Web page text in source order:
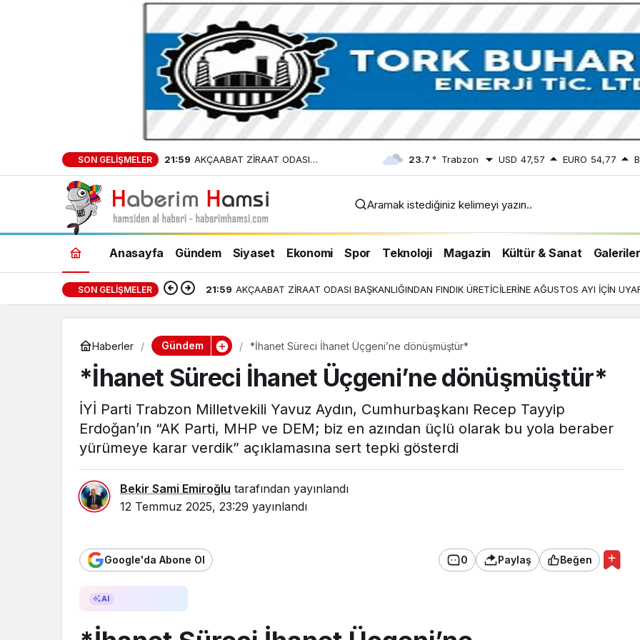
SON GELIŞMELER 21:59 AKÇAABAT ZİRAAT ODASI
BAŞKANLIĞINDAN FINDIK
ÜRETİCİLERİNE AĞUSTOS AYI İÇİN
23.7 ° Trabzon USD 47,57 EURO 54,77
Aramak istediğiniz kelimeyi yazın..
Anasayfa Gündem Siyaset Ekonomi Spor Teknoloji Magazin Kültür & Sanat Galeriler
SON GELIŞMELER 21:59 AKÇAABAT ZİRAAT ODASI BAŞKANLIĞINDAN FINDIK ÜRETİCİLERİNE AĞUSTOS AYI İÇİN
Haberler Gündem *İhanet Süreci İhanet Üçgeni’ne dönüşmüştür*
*İhanet Süreci İhanet Üçgeni’ne dönüşmüştür*
İYİ Parti Trabzon Milletvekili Yavuz Aydın, Cumhurbaşkanı Recep Tayyip
Erdoğan’ın “AK Parti, MHP ve DEM; biz en azından üçlü olarak bu yola beraber
yürümeye karar verdik” açıklamasına sert tepki gösterdi
Bekir Sami Emiroğlu tarafından yayınlandı
12 Temmuz 2025, 23:29 yayınlandı
Google'da Abone Ol 0 Paylaş Beğen
AI